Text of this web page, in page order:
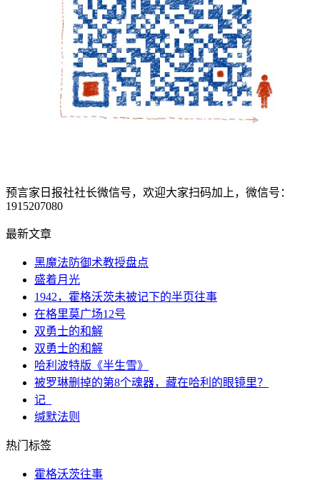
预言家日报社社长微信号，欢迎大家扫码加上，微信号：
1915207080
最新文章
黑魔法防御术教授盘点
盛着月光
1942，霍格沃茨未被记下的半页往事
在格里莫广场12号
双勇士的和解
双勇士的和解
哈利波特版《半生雪》
被罗琳删掉的第8个魂器，藏在哈利的眼镜里？
记_
缄默法则
热门标签
霍格沃茨往事